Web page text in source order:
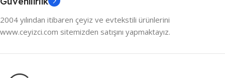
2004 yılından itibaren çeyiz ve evtekstili ürünlerini
www.ceyizci.com sitemizden satışını yapmaktayız.